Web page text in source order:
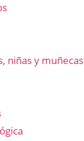
niñas y muñecas